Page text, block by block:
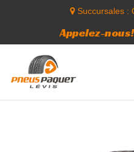
Succursales :
Appelez-